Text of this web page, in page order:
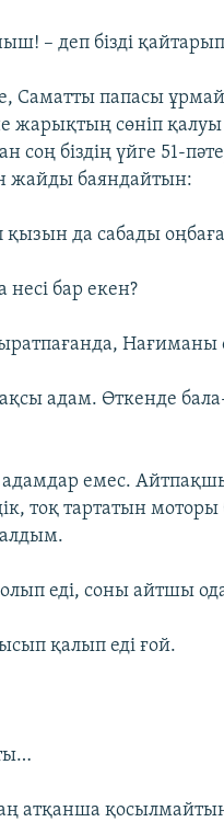
– деп бізді
Саматты папасы
жарықтың сөніп
соң біздің үйге 51-
жайды баяндайтын:
қызын да сабады
бар екен?
Нағиманы
адам. Өткенде
емес.
тоқ тартатын
еді, соны айтшы
қалып еді ғой.
атқанша